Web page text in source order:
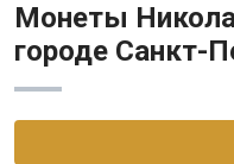
Монеты
городе Санкт-